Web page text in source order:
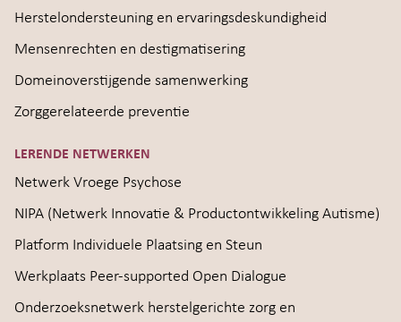
Herstelondersteuning en ervaringsdeskundigheid
Mensenrechten en destigmatisering
Domeinoverstijgende samenwerking
Zorggerelateerde preventie
LERENDE NETWERKEN
Netwerk Vroege Psychose
NIPA (Netwerk Innovatie & Productontwikkeling Autisme)
Platform Individuele Plaatsing en Steun
Werkplaats Peer-supported Open Dialogue
Onderzoeksnetwerk herstelgerichte zorg en